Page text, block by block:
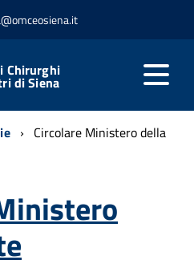
Chirurghi
di Siena
Circolare Ministero della